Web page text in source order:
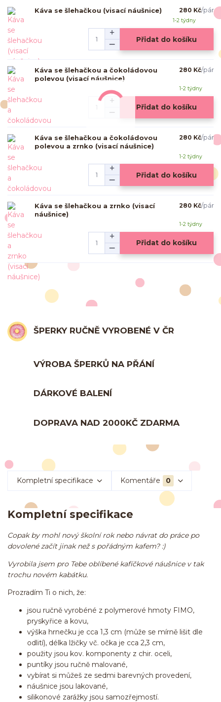
Káva se šlehačkou (visací náušnice) 280 Kč/pár
1-2 týdny
Přidat do košíku
Káva se šlehačkou a čokoládovou
polevou (visací náušnice)
280 Kč/pár
1-2 týdny
Přidat do košíku
Káva se šlehačkou a čokoládovou
polevou a zrnko (visací náušnice)
280 Kč/pár
1-2 týdny
Přidat do košíku
Káva se šlehačkou a zrnko (visací
náušnice)
280 Kč/pár
1-2 týdny
Přidat do košíku
ŠPERKY RUČNĚ VYROBENÉ V ČR
VÝROBA ŠPERKŮ NA PŘÁNÍ
DÁRKOVÉ BALENÍ
DOPRAVA NAD 2000KČ ZDARMA
Kompletní specifikace Komentáře 0
Kompletní specifikace
Copak by mohl nový školní rok nebo návrat do práce po
dovolené začít jinak než s pořádným kafem? :)
Vyrobila jsem pro Tebe oblíbené kafíčkové náušnice v tak
trochu novém kabátku.
Prozradím Ti o nich, že:
jsou ručně vyrobéné z polymerové hmoty FIMO,
pryskyřice a kovu,
výška hrnečku je cca 1,3 cm (může se mírně lišit dle
odlití), délka lžičky vč. očka je cca 2,3 cm,
použity jsou kov. komponenty z chir. oceli,
puntíky jsou ručně malované,
vybírat si můžeš ze sedmi barevných provedení,
náušnice jsou lakované,
silikonové zarážky jsou samozřejmostí.